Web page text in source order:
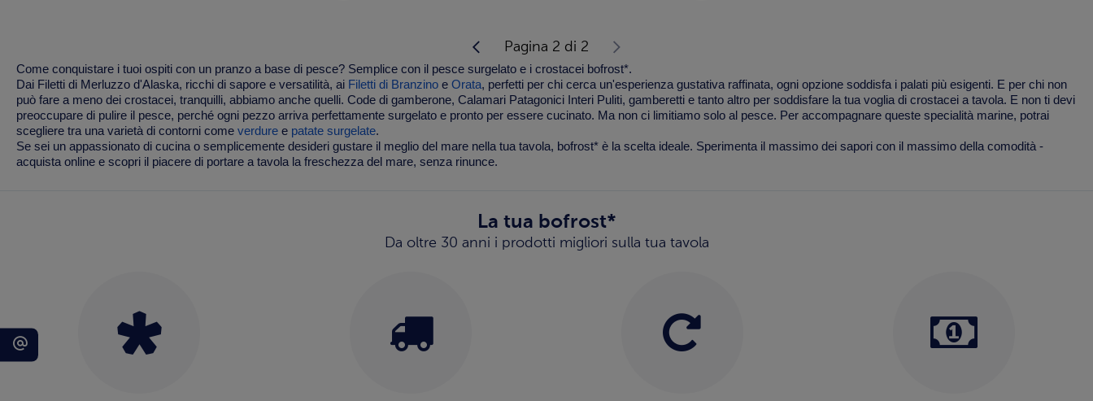
Pagina 2 di 2
Come conquistare i tuoi ospiti con un pranzo a base di pesce? Semplice con il pesce surgelato e i crostacei bofrost*.
Dai Filetti di Merluzzo d'Alaska, ricchi di sapore e versatilità, ai Filetti di Branzinoe Orata, perfetti per chi cerca un'esperienza gustativa raffinata, ogni opzione soddisfa i palati più esigenti. E per chi non
può fare a meno dei crostacei, tranquilli, abbiamo anche quelli. Code di gamberone, Calamari Patagonici Interi Puliti, gamberetti e tanto altro per soddisfare la tua voglia di crostacei a tavola. E non ti devi
preoccupare di pulire il pesce, perché ogni pezzo arriva perfettamente surgelato e pronto per essere cucinato. Ma non ci limitiamo solo al pesce. Per accompagnare queste specialità marine, potrai
scegliere tra una varietà di contorni come verduree patate surgelate.
Se sei un appassionato di cucina o semplicemente desideri gustare il meglio del mare nella tua tavola, bofrost* è la scelta ideale. Sperimenta il massimo dei sapori con il massimo della comodità -
acquista online e scopri il piacere di portare a tavola la freschezza del mare, senza rinunce.
La tua bofrost*
Da oltre 30 anni i prodotti migliori sulla tua tavola